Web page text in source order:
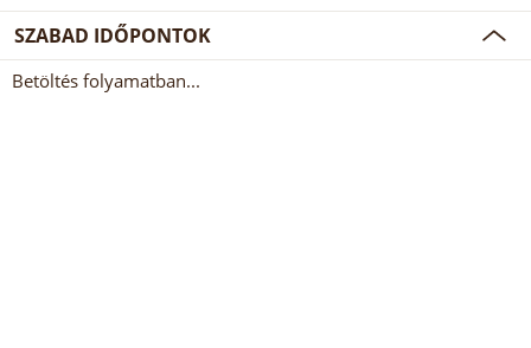
SZABAD IDŐPONTOK
Betöltés folyamatban...